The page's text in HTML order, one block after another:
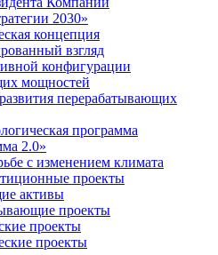
2030»
концепция
взгляд
конфигурации
мощностей
перерабатывающих
программа
2.0»
с изменением климата
проекты
активы
проекты
проекты
проекты